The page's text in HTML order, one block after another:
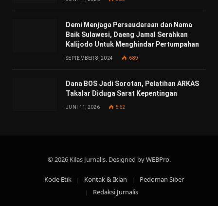
Demi Menjaga Persaudaraan dan Nama
Baik Sulawesi, Daeng Jamal Serahkan
Kalijodo Untuk Menghindar Pertumpahan
SEPTEMBER 8, 2024 689
Dana BOS Jadi Sorotan, Pelatihan ARKAS
Takalar Diduga Sarat Kepentingan
JUNI 11, 2026 562
© 2026 Kilas Jurnalis. Designed byWEBPro.
Kode Etik Kontak & Iklan
Pedoman Siber
Redaksi Jurnalis